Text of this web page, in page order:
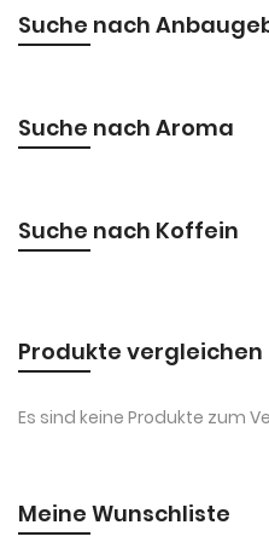
Suche nach
Suche nach Aroma
Suche nach Koffein
Produkte vergleichen
Es sind keine Produkte zum
Meine Wunschliste